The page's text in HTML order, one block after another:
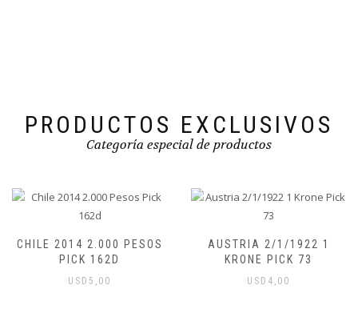
PRODUCTOS EXCLUSIVOS
Categoría especial de productos
CHILE 2014 2.000 PESOS
PICK 162D
USD 5,00
AUSTRIA 2/1/1922 1
KRONE PICK 73
USD 4,00